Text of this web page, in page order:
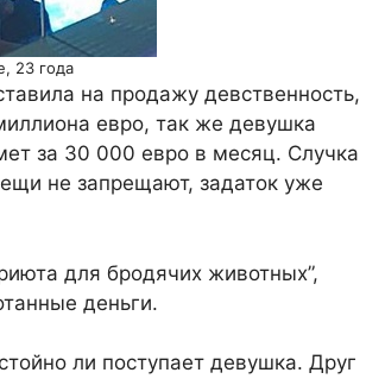
23 года
на продажу девственность,
евро, так же девушка
за 30 000 евро в месяц. Случка
не запрещают, задаток уже
для бродячих животных”,
деньги.
ли поступает девушка. Друг